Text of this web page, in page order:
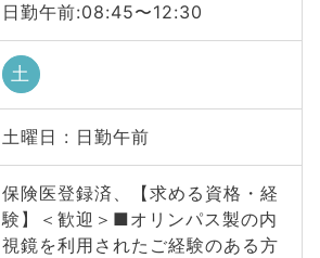
日勤午前:08:45〜12:30
土
土曜日 : 日勤午前
保険医登録済、【求める資格・経
験】＜歓迎＞■オリンパス製の内
視鏡を利用されたご経験のある方